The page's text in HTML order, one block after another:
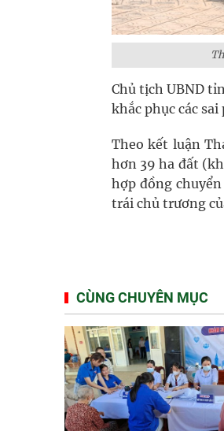
Chủ tịch UBND
khắc phục các
Theo kết luận
hơn 39 ha đất
hợp đồng
trái chủ trương
CÙNG CHUYÊN MỤC